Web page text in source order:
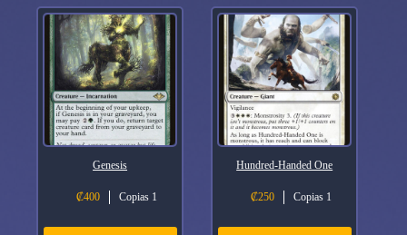
Genesis
₡400 Copias 1
Hundred-Handed One
₡250 Copias 1